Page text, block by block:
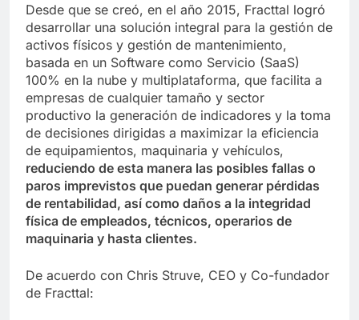
Desde que se creó, en el año 2015, Fracttal logró
desarrollar una solución integral para la gestión de
activos físicos y gestión de mantenimiento,
basada en un Software como Servicio (SaaS)
100% en la nube y multiplataforma, que facilita a
empresas de cualquier tamaño y sector
productivo la generación de indicadores y la toma
de decisiones dirigidas a maximizar la eficiencia
de equipamientos, maquinaria y vehículos,
reduciendo de esta manera las posibles fallas o
paros imprevistos que puedan generar pérdidas
de rentabilidad, así como daños a la integridad
física de empleados, técnicos, operarios de
maquinaria y hasta clientes.
De acuerdo con Chris Struve, CEO y Co-fundador
de Fracttal: